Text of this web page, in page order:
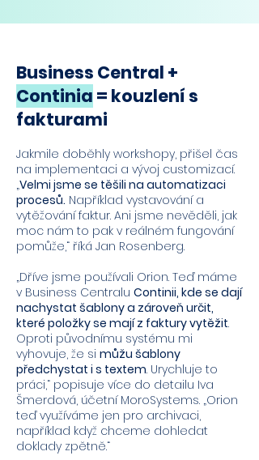
Business Central +
Continia = kouzlení s
fakturami
Jakmile doběhly workshopy, přišel čas
na implementaci a vývoj customizací.
„Velmi jsme se těšili na automatizaci
procesů. Například vystavování a
vytěžování faktur. Ani jsme nevěděli, jak
moc nám to pak v reálném fungování
pomůže,“ říká Jan Rosenberg.
„Dříve jsme používali Orion. Teď máme
v Business Centralu Continii, kde se dají
nachystat šablony a zároveň určit,
které položky se mají z faktury vytěžit.
Oproti původnímu systému mi
vyhovuje, že si můžu šablony
předchystat i s textem. Urychluje to
práci,“ popisuje více do detailu Iva
Šmerdová, účetní MoroSystems. „Orion
teď využíváme jen pro archivaci,
například když chceme dohledat
doklady zpětně.“